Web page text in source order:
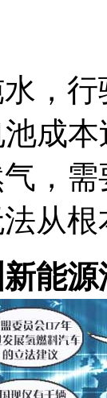
，
成本
，
从
能